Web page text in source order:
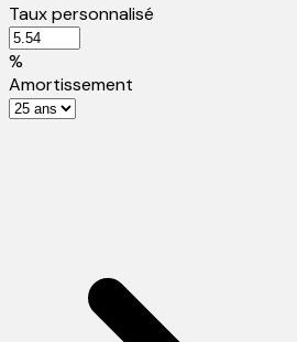
Taux personnalisé
%
Amortissement